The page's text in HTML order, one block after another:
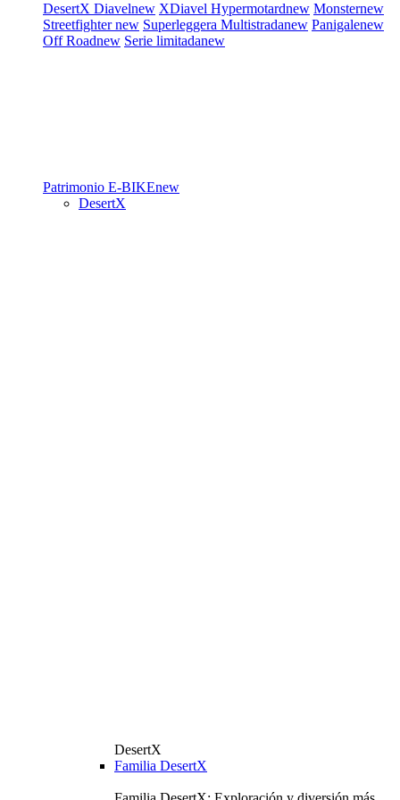
DesertX Diavelnew XDiavel Hypermotardnew Monsternew
Streetfighternew Superleggera Multistradanew Panigalenew
Off Roadnew Serie limitadanew
Patrimonio E-BIKEnew
DesertX
DesertX
Familia DesertX